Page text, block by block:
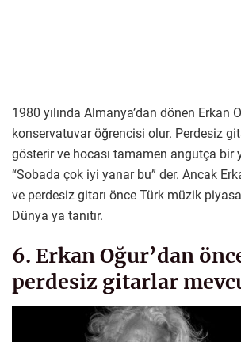
1980 yılında Almanya’dan dönen Erkan
konservatuvar öğrencisi olur. Perdesiz
gösterir ve hocası tamamen angutça bir
“Sobada çok iyi yanar bu” der. Ancak
ve perdesiz gitarı önce Türk müzik
Dünya ya tanıtır.
6. Erkan Oğur’dan
perdesiz gitarlar